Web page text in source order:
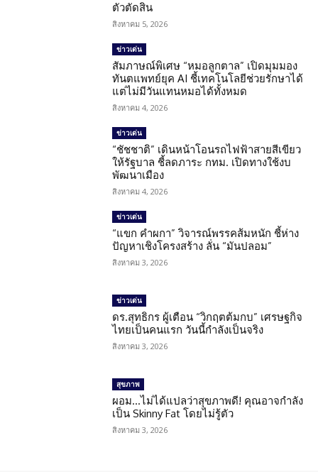
ตัวตัดสิน
สิงหาคม 5, 2026
ข่าวเด่น
สัมภาษณ์พิเศษ “หมอลูกตาล” เปิดมุมมอง
ทันตแพทย์ยุค AI ชี้เทคโนโลยีช่วยรักษาได้
แต่ไม่มีวันแทนหมอได้ทั้งหมด
สิงหาคม 4, 2026
ข่าวเด่น
“ชัชชาติ” เดินหน้าโอนรถไฟฟ้าสายสีเขียว
ให้รัฐบาล ชี้ลดภาระ กทม. เปิดทางใช้งบ
พัฒนาเมือง
สิงหาคม 4, 2026
ข่าวเด่น
“แขก คำผกา” วิจารณ์พรรคส้มหนัก ชี้ห่าง
ปัญหาเชิงโครงสร้าง ลั่น “มันปลอม”
สิงหาคม 3, 2026
ข่าวเด่น
ดร.สุทธิกร ผู้เตือน “วิกฤตต้มกบ” เศรษฐกิจ
ไทยเป็นคนแรก วันนี้กำลังเป็นจริง
สิงหาคม 3, 2026
สุขภาพ
ผอม…ไม่ได้แปลว่าสุขภาพดี! คุณอาจกำลัง
เป็น Skinny Fat โดยไม่รู้ตัว
สิงหาคม 3, 2026